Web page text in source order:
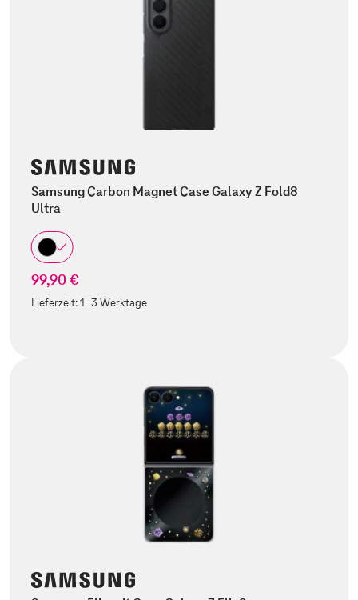
Samsung Carbon Magnet Case Galaxy Z Fold8
Ultra
99,90 €
Lieferzeit:1-3 Werktage